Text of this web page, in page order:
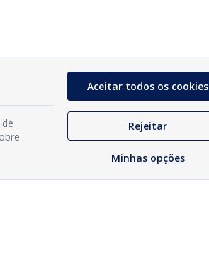
Aceitar todos os cookies
Rejeitar
Minhas opções